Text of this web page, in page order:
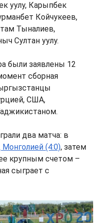
уулу, Карыпбек
Койчукеев,
Тыналиев,
Султан уулу.
были заявлены 12
сборная
США,
два матча: в
(4:0), затем
крупным счетом –
сыграет с